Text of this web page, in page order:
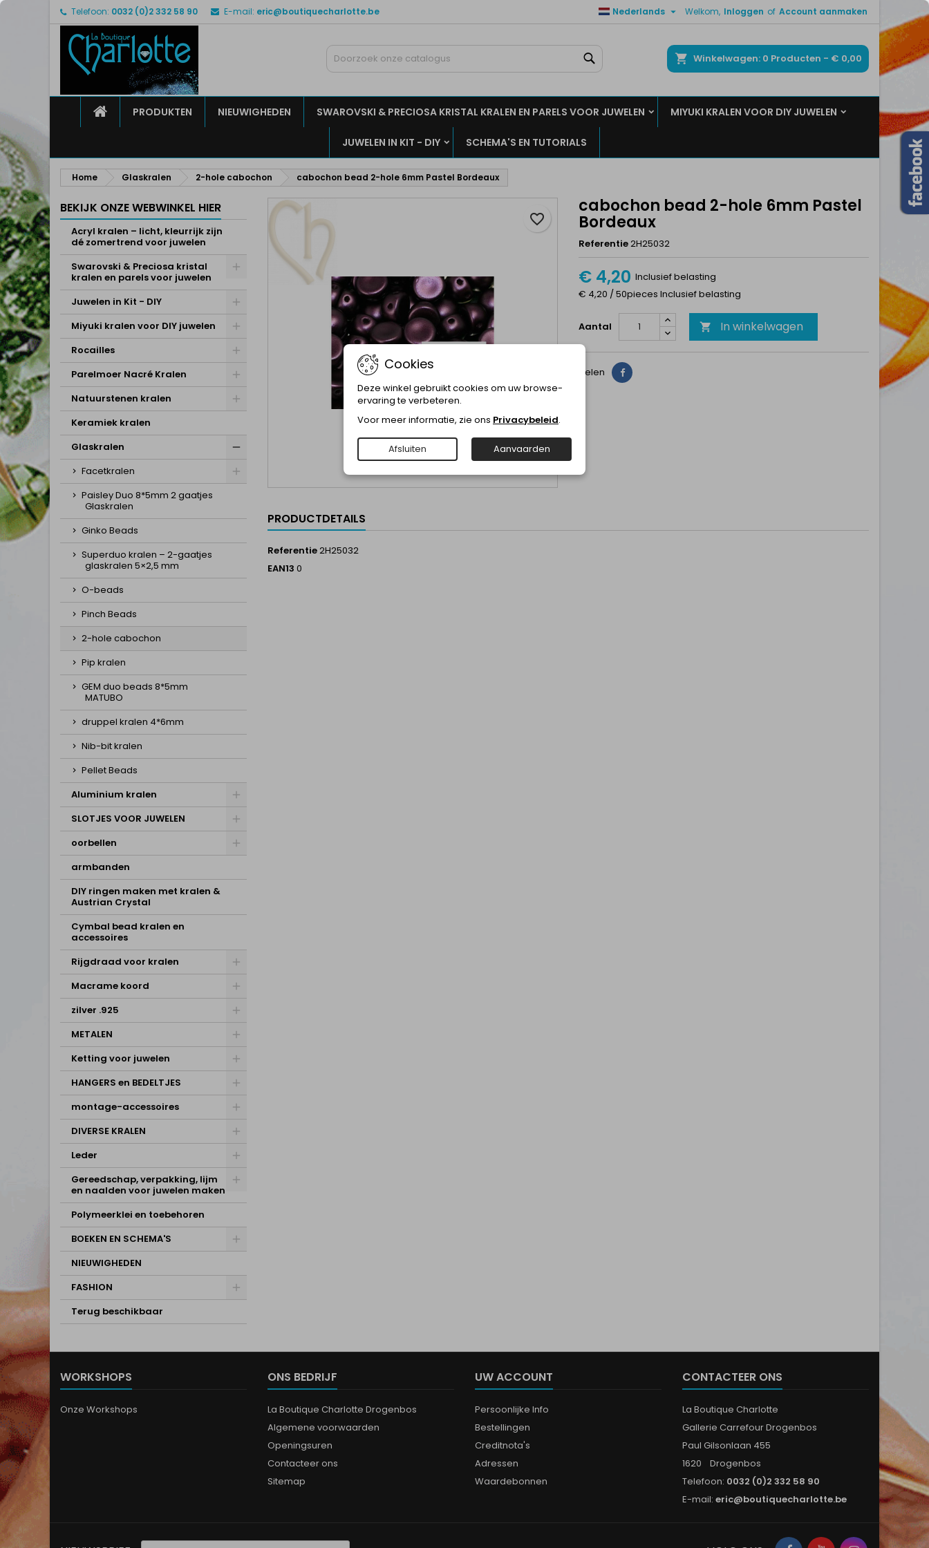
Telefoon: 0032 (0)2 332 58 90 E-mail: eric@boutiquecharlotte.be Welkom, Inloggen of Account aanmaken
Nederlands 
Winkelwagen 0 Producten - € 0,00
HOMEPRODUKTEN NIEUWIGHEDEN SWAROVSKI & PRECIOSA KRISTAL KRALEN EN PARELS VOOR JUWELEN MIYUKI KRALEN VOOR DIY JUWELEN
JUWELEN IN KIT - DIY SCHEMA'S EN TUTORIALS
Home Glaskralen 2-hole cabochon cabochon bead 2-hole 6mm Pastel Bordeaux
BEKIJK ONZE WEBWINKEL HIER
Acryl kralen – licht, kleurrijk zijn
dé zomertrend voor juwelen
Swarovski & Preciosa kristal
kralen en parels voor juwelen
Juwelen in Kit - DIY
Miyuki kralen voor DIY juwelen
Rocailles
Parelmoer Nacré Kralen
Natuurstenen kralen
Keramiek kralen
Glaskralen
Facetkralen
Paisley Duo 8*5mm 2 gaatjes
Glaskralen
Ginko Beads
Superduo kralen – 2-gaatjes
glaskralen 5×2,5 mm
O-beads
Pinch Beads
2-hole cabochon
Pip kralen
GEM duo beads 8*5mm
MATUBO
druppel kralen 4*6mm
Nib-bit kralen
Pellet Beads
Aluminium kralen
SLOTJES VOOR JUWELEN
oorbellen
armbanden
DIY ringen maken met kralen &
Austrian Crystal
Cymbal bead kralen en
accessoires
Rijgdraad voor kralen
Macrame koord
zilver .925
METALEN
Ketting voor juwelen
HANGERS en BEDELTJES
montage-accessoires
DIVERSE KRALEN
Leder
Gereedschap, verpakking, lijm
en naalden voor juwelen maken
Polymeerklei en toebehoren
BOEKEN EN SCHEMA'S
NIEUWIGHEDEN
FASHION
Terug beschikbaar
cabochon bead 2-hole 6mm Pastel
Bordeaux
Referentie2H25032
€ 4,20 Inclusief belasting
€ 4,20 / 50pieces Inclusief belasting
Aantal  In winkelwagen
favorite_border
Delen Delen
PRODUCTDETAILS
Referentie2H25032
EAN13 0
WORKSHOPS
Onze Workshops
ONS BEDRIJF
La Boutique Charlotte Drogenbos
Algemene voorwaarden
Openingsuren
Contacteer ons
Sitemap
UW ACCOUNT
Persoonlijke Info
Bestellingen
Creditnota's
Adressen
Waardebonnen
CONTACTEER ONS
La Boutique Charlotte
Gallerie Carrefour Drogenbos
Paul Gilsonlaan 455
1620 Drogenbos
Telefoon: 0032 (0)2 332 58 90
E-mail: eric@boutiquecharlotte.be
Mijn verlanglijsten
Maak een lijst
Maak een verlanglijst
Inloggen
U moet ingelogd zijn om producten in uw verlanglijst op te slaan.
Annuleren Inloggen
Cookies
Deze winkel gebruikt cookies om uw browse-
ervaring te verbeteren.
Voor meer informatie, zie ons Privacybeleid.
Afsluiten Aanvaarden